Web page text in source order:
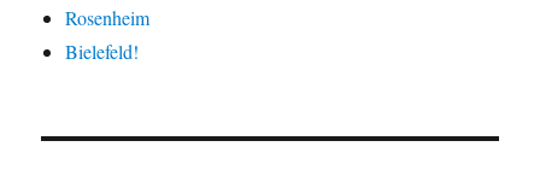
Rosenheim
Bielefeld!